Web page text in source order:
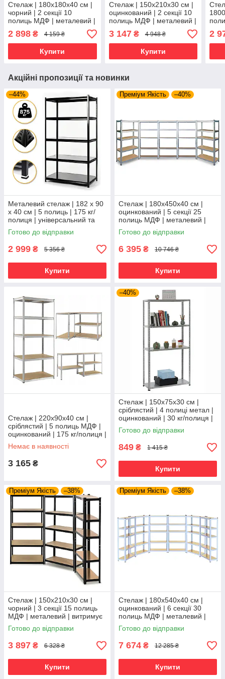
Стелаж | 180х180х40 см |
чорний | 2 секції 10
полиць МДФ | металевий |
витримує 175 кг на
полицю | універсальний
2 898 ₴ 4 159 ₴
Купити
Стелаж | 150х210х30 см |
оцинкований | 2 секції 10
полиць МДФ | металевий |
витримує 150 кг на
полицю | універсальний
3 147₴ 4 948 ₴
Купити
ОМ |
2
Акційні пропозиції та новинки
–44%
Металевий стелаж | 182 х 90
х 40 см | 5 полиць | 175 кг/
полиця | універсальний та
міцний
Готово до відправки
2 999 ₴ 5 356 ₴
Купити
Преміум Якість –40%
Стелаж | 180х450х40 см |
оцинкований | 5 секції 25
полиць МДФ | металевий |
витримує 175 кг на полицю |
універсальний
Готово до відправки
6 395 ₴ 10 746 ₴
Купити
Стелаж | 220х90х40 см |
сріблястий | 5 полиць МДФ |
оцинкований | 175 кг/полиця |
міцний | не псує підлогу |
LEOBRO Premium
Немає в наявності
3 165 ₴
–40%
Стелаж | 150х75х30 см |
сріблястий | 4 полиці метал |
оцинкований | 30 кг/полиця |
компактний | не псує підлогу |
Siker
Готово до відправки
849 ₴ 1 415 ₴
Купити
Преміум Якість –38%
Стелаж | 150х210х30 см |
чорний | 3 секції 15 полиць
МДФ | металевий | витримує
150 кг на полицю |
універсальний
Готово до відправки
3 897 ₴ 6 328 ₴
Купити
Преміум Якість –38%
Стелаж | 180х540х40 см |
оцинкований | 6 секції 30
полиць МДФ | металевий |
витримує 175 кг на полицю |
універсальний
Готово до відправки
7 674 ₴ 12 285 ₴
Купити